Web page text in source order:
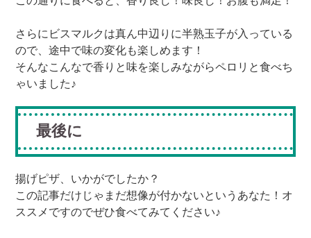
さらにビスマルクは真ん中辺りに半熟玉子が入っている
ので、途中で味の変化も楽しめます！
そんなこんなで香りと味を楽しみながらペロリと食べち
ゃいました♪
最後に
揚げピザ、いかがでしたか？
この記事だけじゃまだ想像が付かないというあなた！オ
ススメですのでぜひ食べてみてください♪